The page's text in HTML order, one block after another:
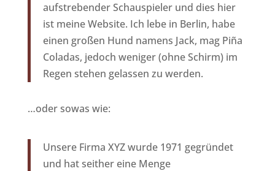
aufstrebender Schauspieler und dies hier
ist meine Website. Ich lebe in Berlin, habe
einen großen Hund namens Jack, mag Piña
Coladas, jedoch weniger (ohne Schirm) im
Regen stehen gelassen zu werden.
…oder sowas wie:
Unsere Firma XYZ wurde 1971 gegründet
und hat seither eine Menge